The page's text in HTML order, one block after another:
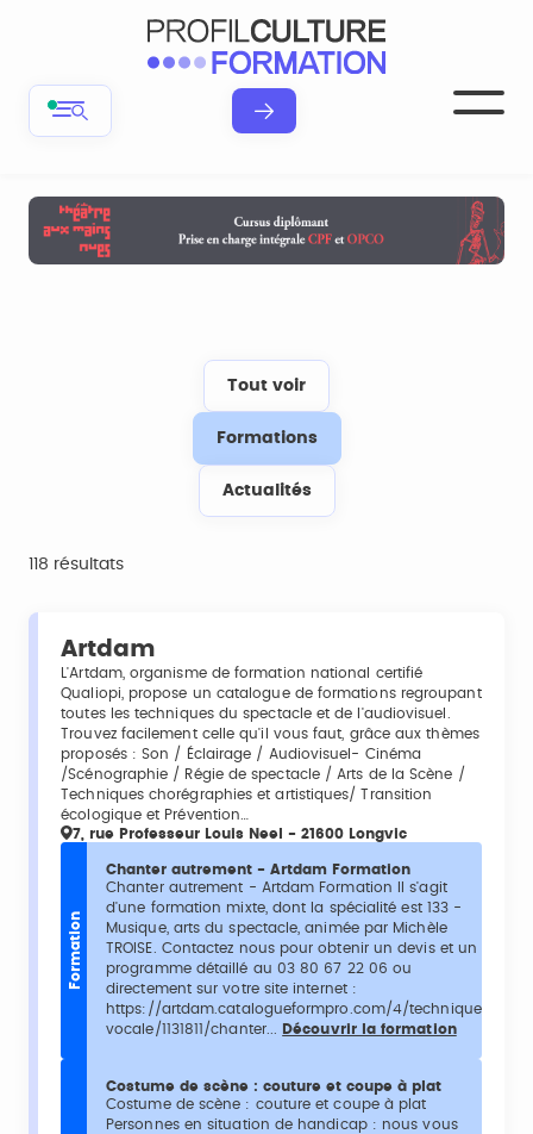
Tout voir
Formations
Actualités
118 résultats
Artdam
L'Artdam, organisme de formation national certifié
Qualiopi, propose un catalogue de formations regroupant
toutes les techniques du spectacle et de l'audiovisuel.
Trouvez facilement celle qu'il vous faut, grâce aux thèmes
proposés : Son / Éclairage / Audiovisuel- Cinéma
/Scénographie / Régie de spectacle / Arts de la Scène /
Techniques chorégraphies et artistiques/ Transition
écologique et Prévention…
7, rue Professeur Louis Neel - 21600 Longvic
Formation
Chanter autrement - Artdam Formation
Chanter autrement - Artdam Formation Il s'agit
d'une formation mixte, dont la spécialité est 133 -
Musique, arts du spectacle, animée par Michèle
TROISE. Contactez nous pour obtenir un devis et un
programme détaillé au 03 80 67 22 06 ou
directement sur votre site internet :
https://artdam.catalogueformpro.com/4/technique-
vocale/1131811/chanter...
Découvrir la formation
Costume de scène : couture et coupe à plat
Costume de scène : couture et coupe à plat
Personnes en situation de handicap : nous vous